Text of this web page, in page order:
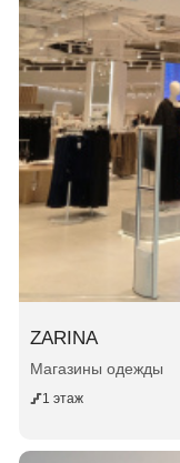
ZARINA
Магазины одежды
1 этаж